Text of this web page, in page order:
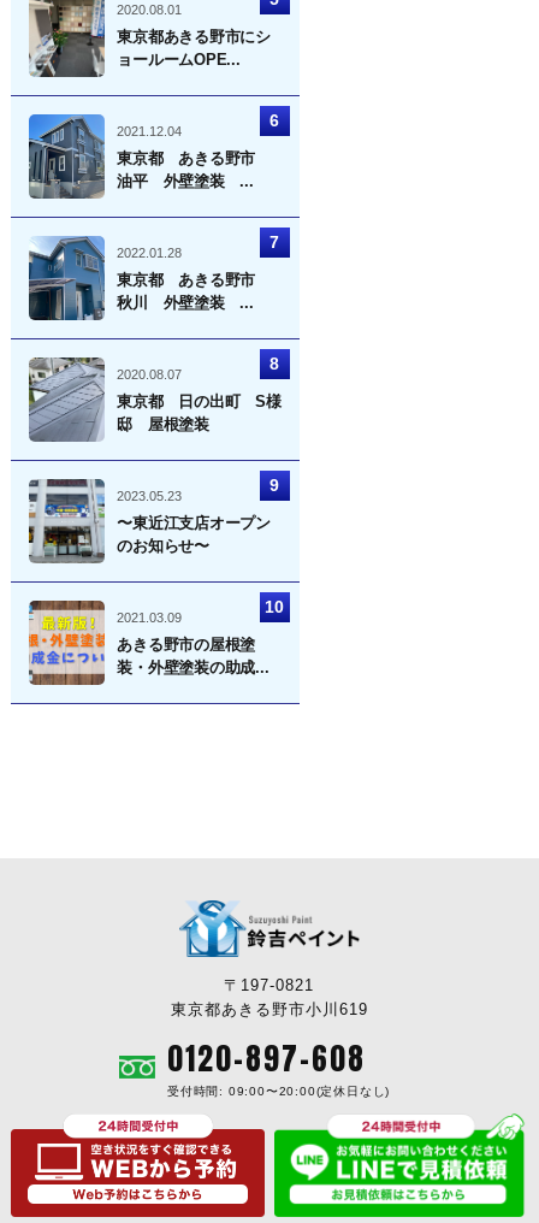
2020.08.01
東京都あきる野市にシ
ョールームOPE...
2021.12.04
東京都 あきる野市
油平 外壁塗装 ...
2022.01.28
東京都 あきる野市
秋川 外壁塗装 ...
2020.08.07
東京都 日の出町 S様
邸 屋根塗装
2023.05.23
〜東近江支店オープン
のお知らせ〜
2021.03.09
あきる野市の屋根塗
装・外壁塗装の助成...
〒197-0821
東京都あきる野市小川619
0120-897-608
受付時間: 09:00〜20:00(定休日なし)